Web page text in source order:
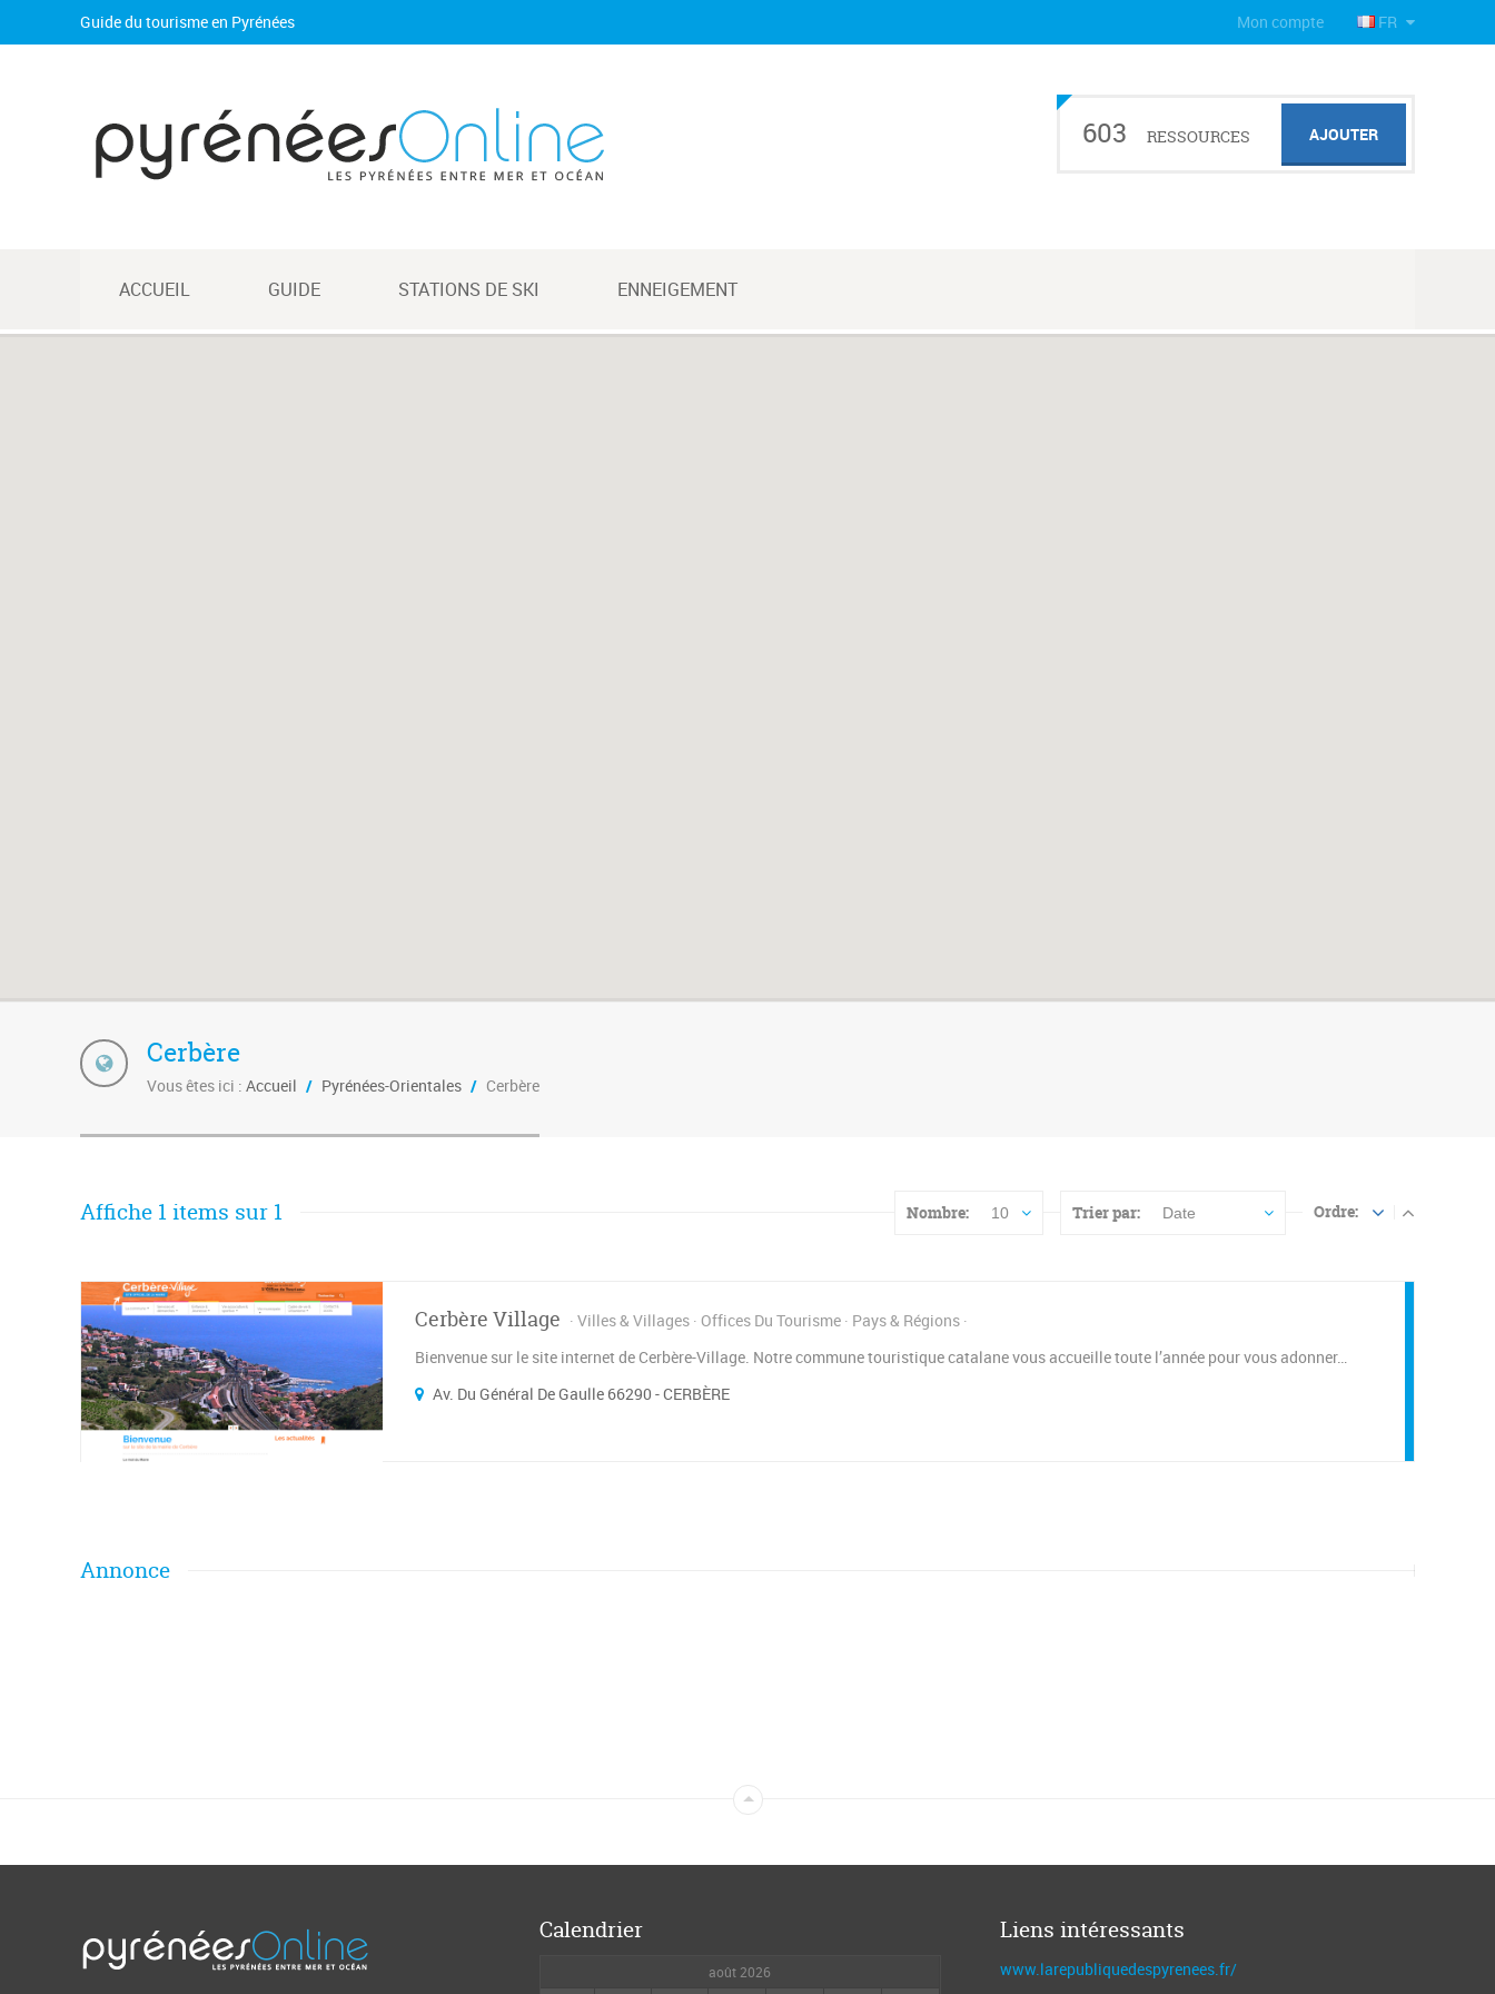
Guide du tourisme en Pyrénées FR
Mon compte
603 RESSOURCES AJOUTER
ACCUEIL GUIDE STATIONS DE SKI ENNEIGEMENT
Cerbère
Vous êtes ici : Accueil / Pyrénées-Orientales / Cerbère
Affiche 1 items sur 1 Nombre: 10 Trier par: Date Ordre:
Cerbère Village Villes & Villages Offices Du Tourisme Pays & Régions
Bienvenue sur le site internet de Cerbère-Village. Notre commune touristique catalane vous accueille toute l’année pour vous adonner…
Av. Du Général De Gaulle 66290 - CERBÈRE
Annonce
Calendrier
août 2026
Liens intéressants
www.larepubliquedespyrenees.fr/